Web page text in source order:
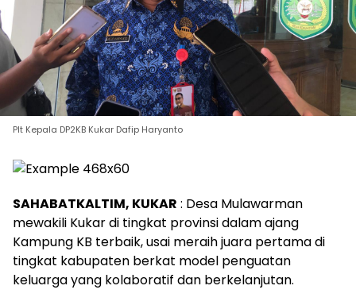
Plt Kepala DP2KB Kukar Dafip Haryanto
SAHABATKALTIM, KUKAR : Desa Mulawarman
mewakili Kukar di tingkat provinsi dalam ajang
Kampung KB terbaik, usai meraih juara pertama di
tingkat kabupaten berkat model penguatan
keluarga yang kolaboratif dan berkelanjutan.